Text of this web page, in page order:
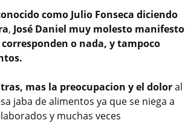
como Julio Fonseca diciendo
, José Daniel muy molesto manifesto
o nada, y tampoco
mas la preocupacion y el doloral
jaba de alimentos ya que se niega a
y muchas veces